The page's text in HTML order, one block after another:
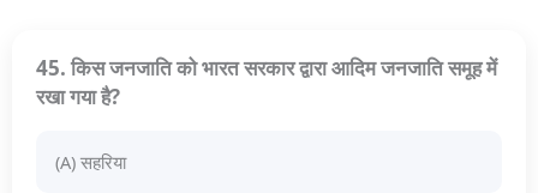
45. किस जनजाति को भारत सरकार द्वारा आदिम जनजाति समूह में
रखा गया है?
(A) सहरिया